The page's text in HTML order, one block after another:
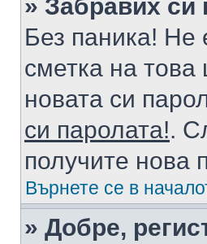
» Забравих си
Без паника! Не
сметка на
новата си
си паролата!.
получите нова
Върнете се в
» Добре,